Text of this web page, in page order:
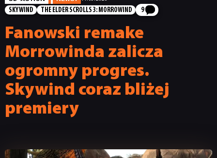
SKYWIND
THE ELDER SCROLLS 3: MORROWIND 9
Fanowski remake
Morrowinda zalicza
ogromny progres.
Skywind coraz bliżej
premiery